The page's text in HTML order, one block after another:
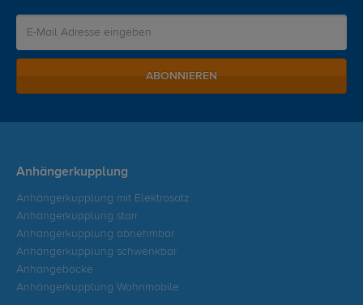
ABONNIEREN
Anhängerkupplung
Anhängerkupplung mit Elektrosatz
Anhängerkupplung starr
Anhängerkupplung abnehmbar
Anhängerkupplung schwenkbar
Anhängeböcke
Anhängerkupplung Wohnmobile